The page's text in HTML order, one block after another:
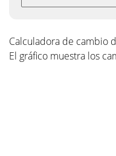
Calculadora de cambio
El gráfico muestra los